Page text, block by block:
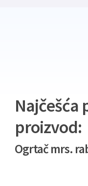
Najčešća
proizvod:
Ogrtač mrs.